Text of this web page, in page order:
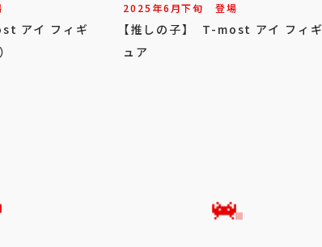
アイ フィギ
2025年6月下旬 登場
【推しの子】 T-most アイ フィギ
ュア